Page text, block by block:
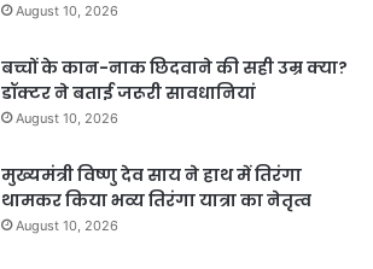
August 10, 2026
बच्चों के कान-नाक छिदवाने की सही उम्र क्या?
डॉक्टर ने बताई जरूरी सावधानियां
August 10, 2026
मुख्यमंत्री विष्णु देव साय ने हाथ में तिरंगा
थामकर किया भव्य तिरंगा यात्रा का नेतृत्व
August 10, 2026